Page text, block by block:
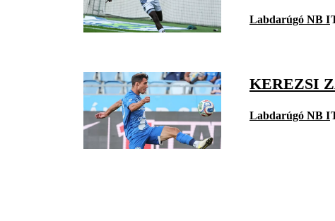
Labdarúgó NB I
KEREZSI
Labdarúgó NB I